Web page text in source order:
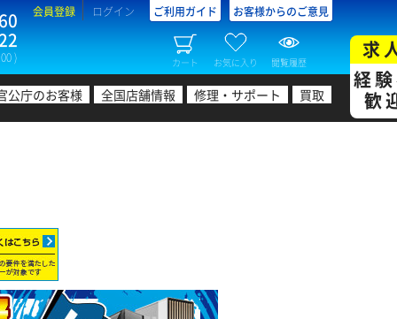
)
会員登録 ログイン ご利用ガイド お客様からのご意見
カート お気に入り 閲覧履歴
公庁のお客様 全国店舗情報 修理・サポート 買取
求
経
歓